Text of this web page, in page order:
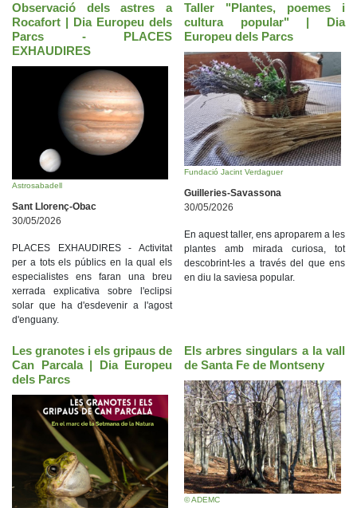
Observació dels astres a
Rocafort | Dia Europeu dels
Parcs - PLACES
EXHAUDIRES
Astrosabadell
Sant Llorenç-Obac
30/05/2026
PLACES EXHAUDIRES - Activitat
per a tots els públics en la qual els
especialistes ens faran una breu
xerrada explicativa sobre l'eclipsi
solar que ha d'esdevenir a l'agost
d'enguany.
Taller "Plantes, poemes i
cultura popular" | Dia
Europeu dels Parcs
Fundació Jacint Verdaguer
Guilleries-Savassona
30/05/2026
En aquest taller, ens aproparem a les
plantes amb mirada curiosa, tot
descobrint-les a través del que ens
en diu la saviesa popular.
Les granotes i els gripaus de
Can Parcala | Dia Europeu
dels Parcs
Els arbres singulars a la vall
de Santa Fe de Montseny
© ADEMC